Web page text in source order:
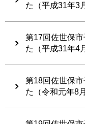
た（平成31年3
第17回佐世保
た（平成31年4
第18回佐世保
た（令和元年8